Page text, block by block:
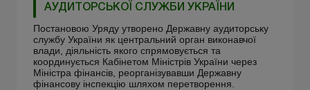
АУДИТОРСЬКОЇ СЛУЖБИ УКРАЇНИ
Постановою Уряду утворено Державну аудиторську
службу України як центральний орган виконавчої
влади, діяльність якого спрямовується та
координується Кабінетом Міністрів України через
Міністра фінансів, реорганізувавши Державну
фінансову інспекцію шляхом перетворення.